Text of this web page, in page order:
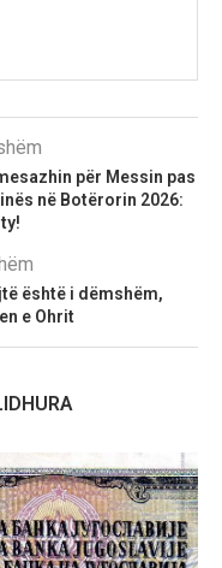
për Messin pas
në Botërorin 2026:
është i dëmshëm,
e Ohrit